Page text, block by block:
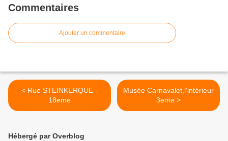
Commentaires
Ajouter un commentaire
< Rue STEINKERQUE -
18eme
Musée Carnavalet,l'intérieur
3eme >
Hébergé par Overblog